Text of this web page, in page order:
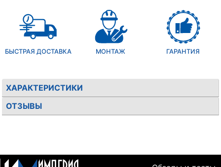
БЫСТРАЯ ДОСТАВКА МОНТАЖ ГАРАНТИЯ
ХАРАКТЕРИСТИКИ
ОТЗЫВЫ